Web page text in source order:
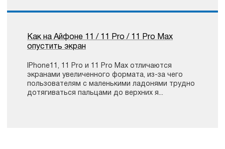
Как на Айфоне 11 / 11 Pro / 11 Pro Max
опустить экран
IPhone11, 11 Pro и 11 Pro Max отличаются
экранами увеличенного формата, из-за чего
пользователям с маленькими ладонями трудно
дотягиваться пальцами до верхних я...